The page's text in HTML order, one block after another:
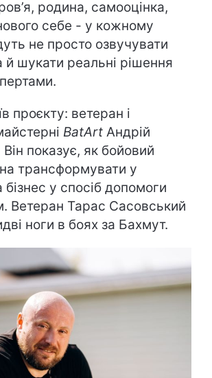
родина, самооцінка,
себе - у кожному
не просто озвучувати
шукати реальні рішення
проєкту: ветеран і
BatArt Андрій
показує, як бойовий
трансформувати у
бізнес у спосіб допомоги
Ветеран Тарас Сасовський
ноги в боях за Бахмут.